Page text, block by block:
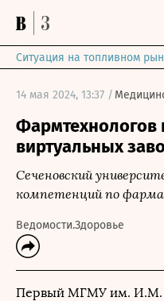
Ситуация на топливном
14 мая 2024, 13:37 /
Фармтехнологов
виртуальных
Сеченовский
компетенций по
Ведомости.Здоровье
Первый МГМУ им. И.М.